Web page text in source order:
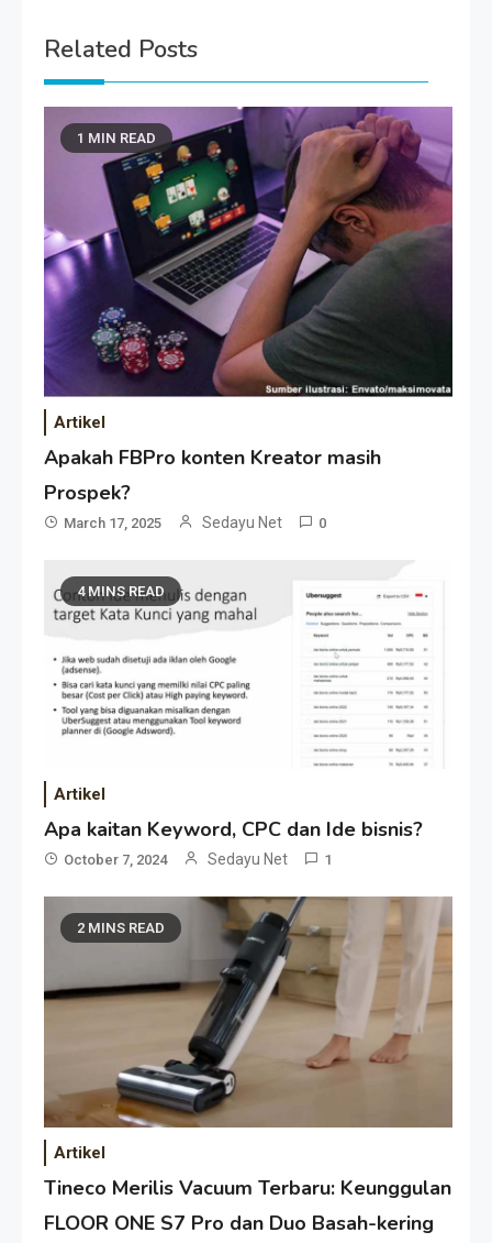
Related Posts
1 MIN READ
Artikel
Apakah FBPro konten Kreator masih
Prospek?
March 17, 2025 Sedayu Net 0
4 MINS READ
Artikel
Apa kaitan Keyword, CPC dan Ide bisnis?
October 7, 2024 Sedayu Net 1
2 MINS READ
Artikel
Tineco Merilis Vacuum Terbaru: Keunggulan
FLOOR ONE S7 Pro dan Duo Basah-kering